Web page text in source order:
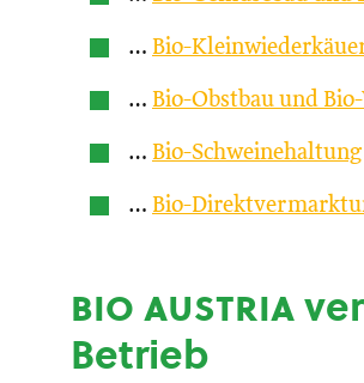
… Bio-
… Bio-Obstbau und
… Bio-Schweinehaltung
… Bio-
bio austria
Betrieb